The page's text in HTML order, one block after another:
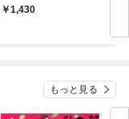
らでもバリバリできる
1,430
もっと見る